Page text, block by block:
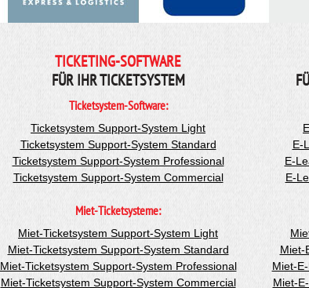
TICKETING-SOFTWARE
FÜR IHR TICKETSYSTEM
Ticketsystem-Software:
Ticketsystem Support-System Light
Ticketsystem Support-System Standard
Ticketsystem Support-System Professional
Ticketsystem Support-System Commercial
Miet-Ticketsysteme:
Miet-Ticketsystem Support-System Light
Miet-Ticketsystem Support-System Standard
Miet-Ticketsystem Support-System Professional
Miet-Ticketsystem Support-System Commercial
E-
E-
E-
Miet-
Miet-
Miet-